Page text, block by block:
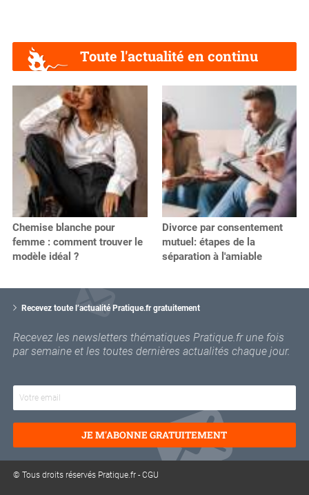
Toute l'actualité en continu
Chemise blanche pour
femme : comment trouver le
modèle idéal ?
Divorce par consentement
mutuel: étapes de la
séparation à l'amiable
Recevez toute l’actualité Pratique.fr gratuitement
Recevez les newsletters thématiques Pratique.fr une fois
par semaine et les toutes dernières actualités chaque jour.
o
r
e
e
JE M'ABONNE GRATUITEMENT
© Tous droits réservés Pratique.fr -CGU